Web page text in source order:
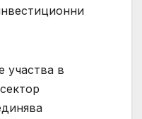
участва в